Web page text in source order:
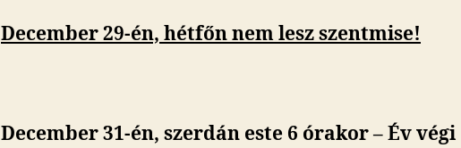
December 29-én, hétfőn nem lesz szentmise!
December 31-én, szerdán este 6 órakor – Év végi